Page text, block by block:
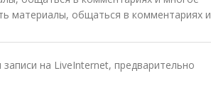
материалы, общаться в комментариях и
на LiveInternet, предварительно